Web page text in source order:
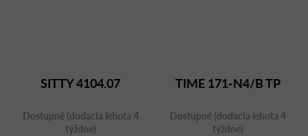
SITTY 4104.07
Dostupné (dodacia lehota 4
týždne)
TIME 171-N4/B TP
Dostupné (dodacia lehota 4
týždne)